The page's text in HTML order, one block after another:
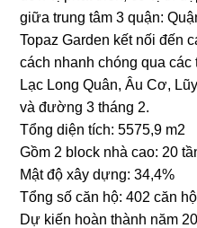
giữa trung tâm 3 quận:
Topaz Garden kết nối đến
cách nhanh chóng qua
Lạc Long Quân, Âu Cơ,
và đường 3 tháng 2.
Tổng diện tích: 5575,9 m2
Gồm 2 block nhà cao: 20
Mật độ xây dựng: 34,4%
Tổng số căn hộ: 402 căn hộ
Dự kiến hoàn thành năm